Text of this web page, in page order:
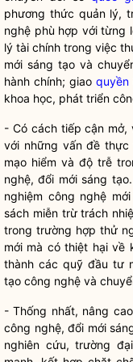
phương thức quản lý,
nghệ phù hợp với từng
lý tài chính trong việc
mới sáng tạo và
hành chính; giao quyền
khoa học, phát triển
- Có cách tiếp cận
với những vấn đề
mạo hiểm và độ trễ
nghệ, đổi mới sáng
nghiệm công nghệ
sách miễn trừ trách
trong trường hợp thử
mới mà có thiệt hại về
thành các quỹ đầu tư
tạo công nghệ và
- Thống nhất, nâng
công nghệ, đổi mới
nghiên cứu, trường